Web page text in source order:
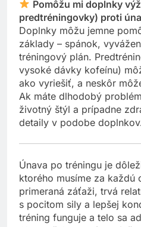
Pomôžu mi doplnky
predtréningovky) proti
Doplnky môžu jemne
základy – spánok,
tréningový plán.
vysoké dávky kofeínu)
ako vyriešiť, a neskôr
Ak máte dlhodobý
životný štýl a prípadne
detaily v podobe
Únava po tréningu je
ktorého musíme za každú
primeraná záťaži, trvá
s pocitom sily a lepšej
tréning funguje a telo sa